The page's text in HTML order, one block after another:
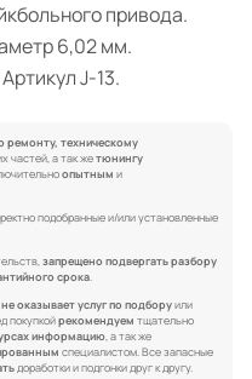
привода.
6,02 мм.
J-13.
ремонту, техническому
частей, а так жетюнингу
опытным и
подобранные и/или установленные
запрещено подвергать разбору
срока.
не оказывает услуг по подборуили
покупкойрекомендуем тщательно
информацию, а так же
специалистом. Все запасные
доработки и подгонки друг к другу.